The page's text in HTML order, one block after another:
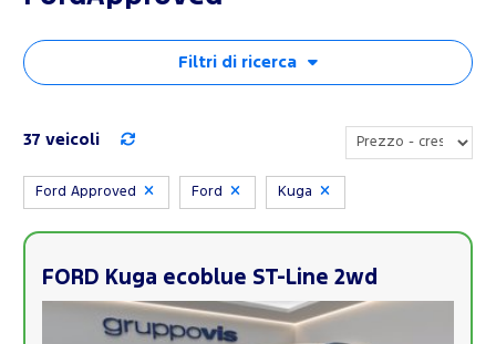
Filtri di ricerca
37 veicoli
Ford Approved Ford Kuga
FORD Kuga ecoblue ST-Line 2wd